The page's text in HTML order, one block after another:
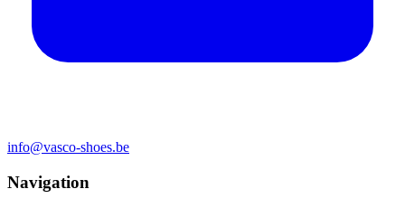
info@vasco-shoes.be
Navigation